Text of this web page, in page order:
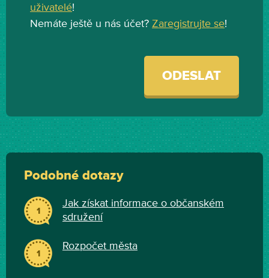
uživatelé!
Nemáte ještě u nás účet? Zaregistrujte se!
ODESLAT
Podobné dotazy
1
Jak získat informace o občanském
sdružení
1
Rozpočet města